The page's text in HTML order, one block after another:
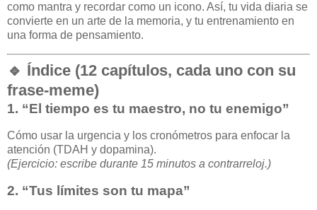
como mantra y recordar como un icono. Así, tu vida diaria se
convierte en un arte de la memoria, y tu entrenamiento en
una forma de pensamiento.
🔹 Índice (12 capítulos, cada uno con su
frase-meme)
1. “El tiempo es tu maestro, no tu enemigo”
Cómo usar la urgencia y los cronómetros para enfocar la
atención (TDAH y dopamina).
(Ejercicio: escribe durante 15 minutos a contrarreloj.)
2. “Tus límites son tu mapa”